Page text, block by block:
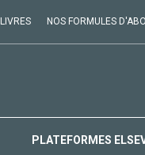
LIVRES NOS FORMULES
PLATEFORMES